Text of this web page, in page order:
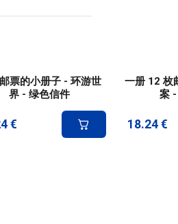
票的小册子 - 环游世
界 - 绿色信件
€
一册 12 枚
案
18.24 €